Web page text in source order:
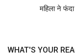
महिला ने
WHAT'S YOUR